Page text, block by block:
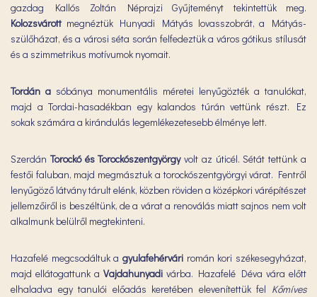
gazdag Kallós Zoltán Néprajzi Gyűjteményt tekintettük meg.
Kolozsvárott megnéztük Hunyadi Mátyás lovasszobrát, a Mátyás-
szülőházat, és a városi séta során felfedeztük a város gótikus stílusát
és a szimmetrikus motívumok nyomait.
Tordán a sóbánya monumentális méretei lenyűgözték a tanulókat,
majd a Tordai-hasadékban egy kalandos túrán vettünk részt. Ez
sokak számára a kirándulás legemlékezetesebb élménye lett.
Szerdán Torockó és Torockószentgyörgyvolt az úticél. Sétát tettünk a
festői faluban, majd megmásztuk a torockószentgyörgyi várat. Fentről
lenyűgöző látvány tárult elénk, közben röviden a középkori várépítészet
jellemzőiről is beszéltünk, de a várat a renoválás miatt sajnos nem volt
alkalmunk belülről megtekinteni.
Hazafelé megcsodáltuk a gyulafehérvári román kori székesegyházat,
majd ellátogattunk a Vajdahunyadivárba. Hazafelé Déva vára előtt
elhaladva egy tanulói előadás keretében elevenítettük fel Kőmíves